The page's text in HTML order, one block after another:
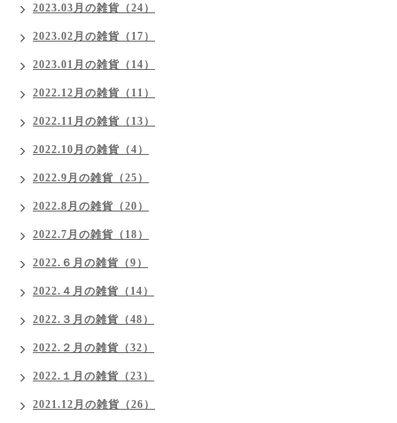
2023.03月の雑貨（24）
2023.02月の雑貨（17）
2023.01月の雑貨（14）
2022.12月の雑貨（11）
2022.11月の雑貨（13）
2022.10月の雑貨（4）
2022.9月の雑貨（25）
2022.8月の雑貨（20）
2022.7月の雑貨（18）
2022.６月の雑貨（9）
2022.４月の雑貨（14）
2022.３月の雑貨（48）
2022.２月の雑貨（32）
2022.１月の雑貨（23）
2021.12月の雑貨（26）